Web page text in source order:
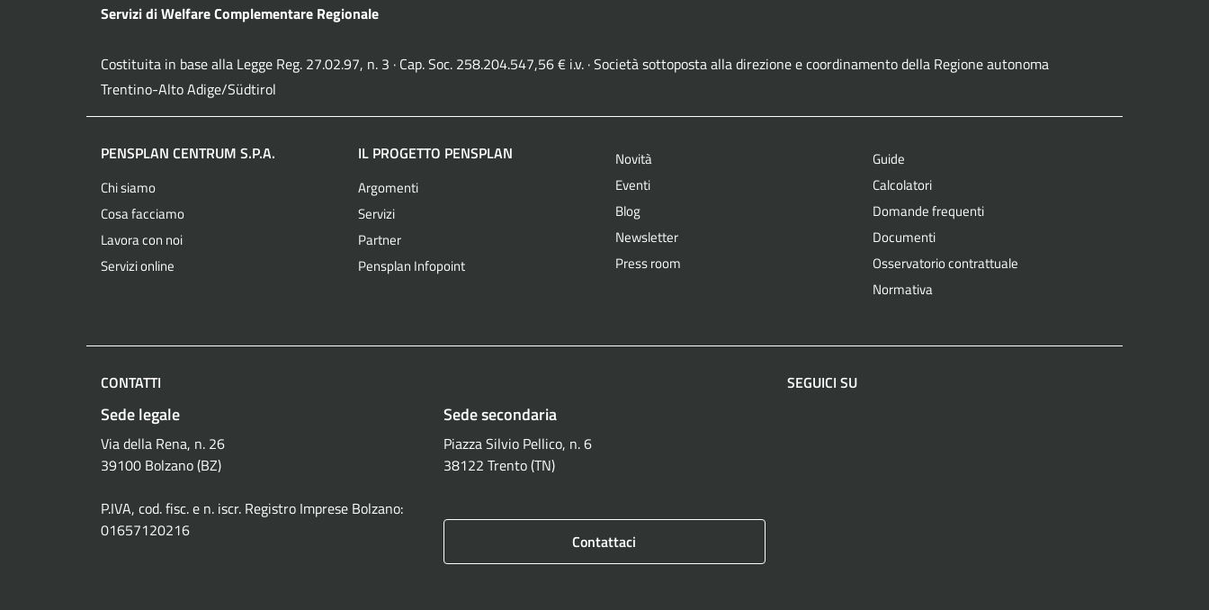
Servizi di Welfare Complementare Regionale
Costituita in base alla Legge Reg. 27.02.97, n. 3 · Cap. Soc. 258.204.547,56 € i.v. · Società sottoposta alla direzione e coordinamento della Regione autonoma
Trentino-Alto Adige/Südtirol
PENSPLAN CENTRUM S.P.A.
Chi siamo
Cosa facciamo
Lavora con noi
Servizi online
IL PROGETTO PENSPLAN
Argomenti
Servizi
Partner
Pensplan Infopoint
Novità
Eventi
Blog
Newsletter
Press room
Guide
Calcolatori
Domande frequenti
Documenti
Osservatorio contrattuale
Normativa
CONTATTI
Sede legale
Via della Rena, n. 26
39100 Bolzano (BZ)
P.IVA, cod. fisc. e n. iscr. Registro Imprese Bolzano:
01657120216
Sede secondaria
Piazza Silvio Pellico, n. 6
38122 Trento (TN)
Contattaci
SEGUICI SU